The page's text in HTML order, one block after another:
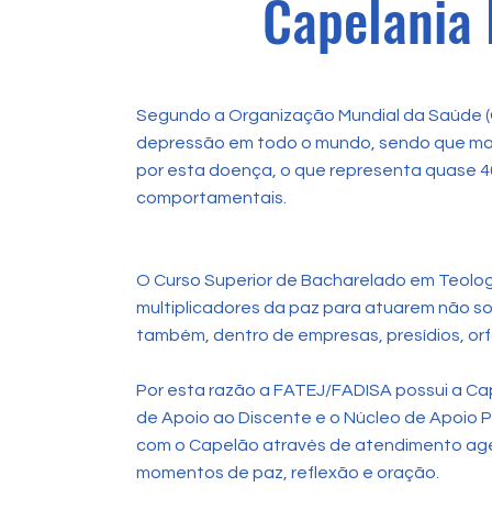
Segundo a Organização Mundial da Saúde
depressão em todo o mundo, sendo que
por esta doença, o que representa quase
comportamentais.
O Curso Superior de Bacharelado em
multiplicadores da paz para atuarem não
também, dentro de empresas, presídios,
Por esta razão a FATEJ/FADISA possui a
de Apoio ao Discente e o Núcleo de
com o Capelão através de atendimento
momentos de paz, reflexão e oração.